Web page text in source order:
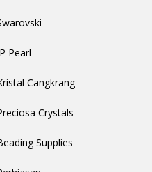
Pearl
Cangkrang
Crystals
Supplies